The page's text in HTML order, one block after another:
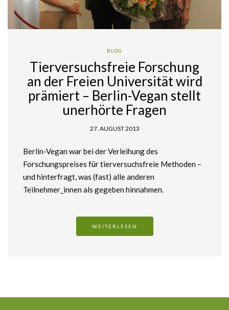
BLOG
Tierversuchsfreie Forschung
an der Freien Universität wird
prämiert – Berlin-Vegan stellt
unerhörte Fragen
27. AUGUST 2013
Berlin-Vegan war bei der Verleihung des
Forschungspreises für tierversuchsfreie Methoden –
und hinterfragt, was (fast) alle anderen
Teilnehmer_innen als gegeben hinnahmen.
WEITERLESEN